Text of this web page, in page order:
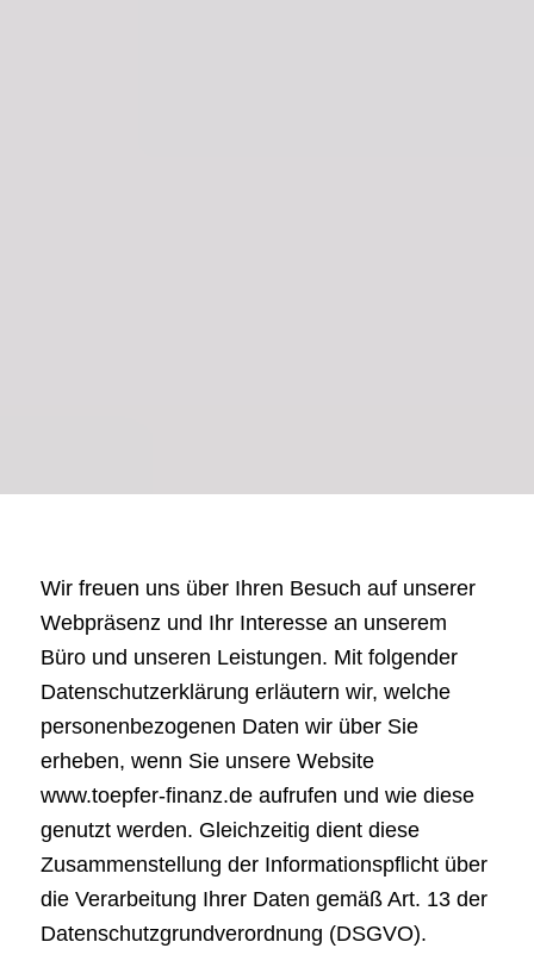
Wir freuen uns über Ihren Besuch auf unserer
Webpräsenz und Ihr Interesse an unserem
Büro und unseren Leistungen. Mit folgender
Datenschutzerklärung erläutern wir, welche
personenbezogenen Daten wir über Sie
erheben, wenn Sie unsere Website
www.toepfer-finanz.de aufrufen und wie diese
genutzt werden. Gleichzeitig dient diese
Zusammenstellung der Informationspflicht über
die Verarbeitung Ihrer Daten gemäß Art. 13 der
Datenschutzgrundverordnung (DSGVO).